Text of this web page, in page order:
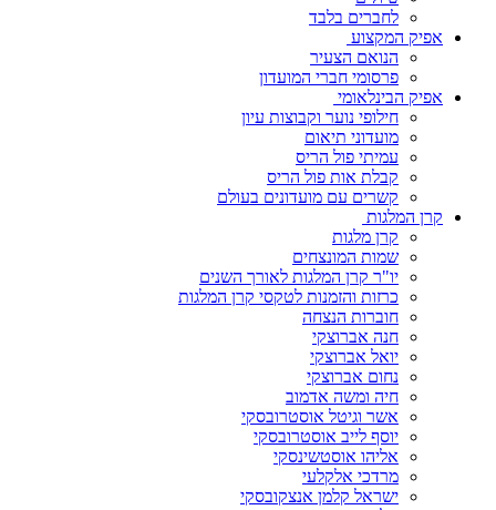
לחברים בלבד
אפיק המקצוע
הנואם הצעיר
פרסומי חברי המועדון
אפיק הבינלאומי
חילופי נוער וקבוצות עיון
מועדוני תיאום
עמיתי פול הריס
קבלת אות פול הריס
קשרים עם מועדונים בעולם
קרן המלגות
קרן מלגות
שמות המונצחים
יו"ר קרן המלגות לאורך השנים
כרזות והזמנות לטקסי קרן המלגות
חוברות הנצחה
חנה אברוצקי
יואל אברוצקי
נחום אברוצקי
חיה ומשה אדמוב
אשר וגיטל אוסטרובסקי
יוסף לייב אוסטרובסקי
אליהו אוסטשינסקי
מרדכי אלקלעי
ישראל קלמן אנצקובסקי